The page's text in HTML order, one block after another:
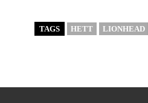
TAGS HETT LIONHEAD